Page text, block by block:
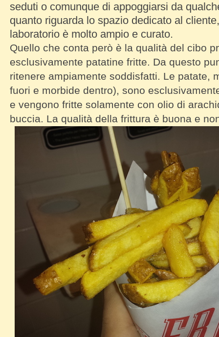
seduti o comunque di appoggiarsi da
quanto riguarda lo spazio dedicato al
laboratorio è molto ampio e curato.
Quello che conta però è la qualità del cibo
esclusivamente patatine fritte. Da questo
ritenere ampiamente soddisfatti. Le patate,
fuori e morbide dentro), sono
e vengono fritte solamente con olio di
buccia. La qualità della frittura è buona e
Fries Patatine fritte by Diario del